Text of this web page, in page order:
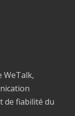
WeTalk,
de fiabilité du